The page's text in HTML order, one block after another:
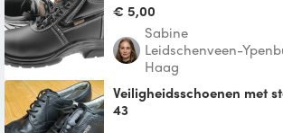
€ 5,00
Sabine
Leidschenveen-
Haag
Veiligheidsschoenen met stalen neus maat
43